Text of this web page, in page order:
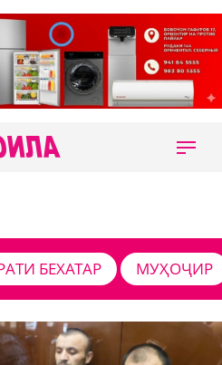
БЕХАТАР МУҲОҶИР